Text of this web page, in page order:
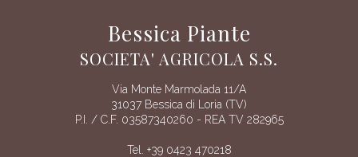
Bessica Piante
SOCIETA' AGRICOLA S.S.
Via Monte Marmolada 11/A
31037 Bessica di Loria (TV)
P.I. / C.F. 03587340260 - REA TV 282965
Tel. +39 0423 470218